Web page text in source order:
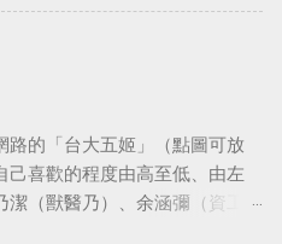
路的「台大五姬」（點圖可放
己喜歡的程度由高至低、由左
潔（獸醫乃）、余涵彌（資工